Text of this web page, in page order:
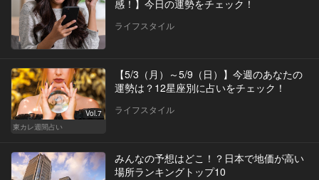
感！】今日の運勢をチェック！
ライフスタイル
Vol.7
東カレ週間占い
【5/3（月）～5/9（日）】今週のあなたの
運勢は？12星座別に占いをチェック！
ライフスタイル
みんなの予想はどこ！？日本で地価が高い
場所ランキングトップ10